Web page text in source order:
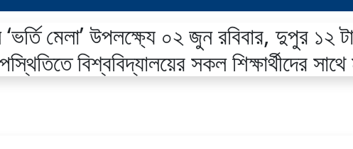
মেলা’ উপলক্ষ্যে ০২ জুন রবিবার, দুপুর ১২ টায়
বিশ্ববিদ্যালয়ের সকল শিক্ষার্থীদের